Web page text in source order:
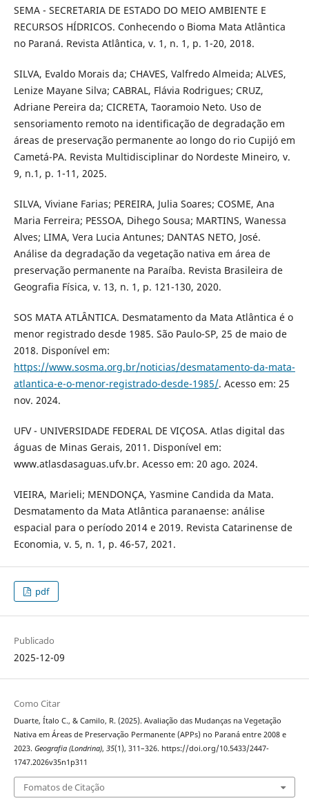
SEMA - SECRETARIA DE ESTADO DO MEIO AMBIENTE E
RECURSOS HÍDRICOS. Conhecendo o Bioma Mata Atlântica
no Paraná. Revista Atlântica, v. 1, n. 1, p. 1-20, 2018.
SILVA, Evaldo Morais da; CHAVES, Valfredo Almeida; ALVES,
Lenize Mayane Silva; CABRAL, Flávia Rodrigues; CRUZ,
Adriane Pereira da; CICRETA, Taoramoio Neto. Uso de
sensoriamento remoto na identificação de degradação em
áreas de preservação permanente ao longo do rio Cupijó em
Cametá-PA. Revista Multidisciplinar do Nordeste Mineiro, v.
9, n.1, p. 1-11, 2025.
SILVA, Viviane Farias; PEREIRA, Julia Soares; COSME, Ana
Maria Ferreira; PESSOA, Dihego Sousa; MARTINS, Wanessa
Alves; LIMA, Vera Lucia Antunes; DANTAS NETO, José.
Análise da degradação da vegetação nativa em área de
preservação permanente na Paraíba. Revista Brasileira de
Geografia Física, v. 13, n. 1, p. 121-130, 2020.
SOS MATA ATLÂNTICA. Desmatamento da Mata Atlântica é o
menor registrado desde 1985. São Paulo-SP, 25 de maio de
2018. Disponível em:
https://www.sosma.org.br/noticias/desmatamento-da-mata-
atlantica-e-o-menor-registrado-desde-1985/. Acesso em: 25
nov. 2024.
UFV - UNIVERSIDADE FEDERAL DE VIÇOSA. Atlas digital das
águas de Minas Gerais, 2011. Disponível em:
www.atlasdasaguas.ufv.br. Acesso em: 20 ago. 2024.
VIEIRA, Marieli; MENDONÇA, Yasmine Candida da Mata.
Desmatamento da Mata Atlântica paranaense: análise
espacial para o período 2014 e 2019. Revista Catarinense de
Economia, v. 5, n. 1, p. 46-57, 2021.
pdf
Publicado
2025-12-09
Como Citar
Duarte, Ítalo C., & Camilo, R. (2025). Avaliação das Mudanças na Vegetação
Nativa em Áreas de Preservação Permanente (APPs) no Paraná entre 2008 e
2023. Geografia (Londrina), 35(1), 311–326. https://doi.org/10.5433/2447-
1747.2026v35n1p311
Fomatos de Citação